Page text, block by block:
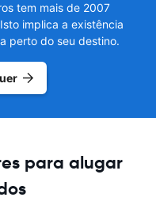
tem mais de 2007
implica a existência
perto do seu destino.
para alugar